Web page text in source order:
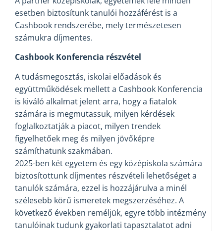
esetben biztosítunk tanulói hozzáférést is a
Cashbook rendszerébe, mely természetesen
számukra díjmentes.
Cashbook Konferencia részvétel
A tudásmegosztás, iskolai előadások és
együttműködések mellett a Cashbook Konferencia
is kiváló alkalmat jelent arra, hogy a fiatalok
számára is megmutassuk, milyen kérdések
foglalkoztatják a piacot, milyen trendek
figyelhetőek meg és milyen jövőképre
számíthatunk szakmában.
2025-ben két egyetem és egy középiskola számára
biztosítottunk díjmentes részvételi lehetőséget a
tanulók számára, ezzel is hozzájárulva a minél
szélesebb körű ismeretek megszerzéséhez. A
következő években reméljük, egyre több intézmény
tanulóinak tudunk gyakorlati tapasztalatot adni